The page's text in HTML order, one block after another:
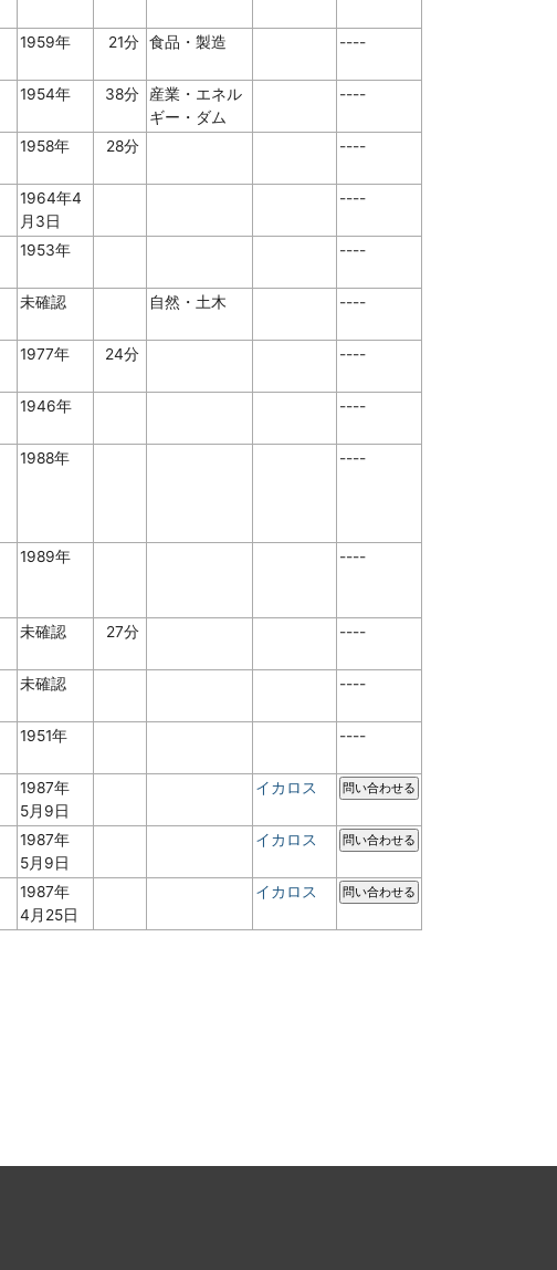
1959年 21分 食品・製造 ----
1954年 38分
産業・エネル
ギー・ダム
----
1958年 28分 ----
1964年4
月3日
----
1953年 ----
未確認 自然・土木 ----
1977年 24分 ----
1946年 ----
1988年 ----
1989年 ----
未確認 27分 ----
未確認 ----
1951年 ----
1987年
5月9日
イカロス 問い合わせる
1987年
5月9日
イカロス 問い合わせる
1987年
4月25日
イカロス 問い合わせる